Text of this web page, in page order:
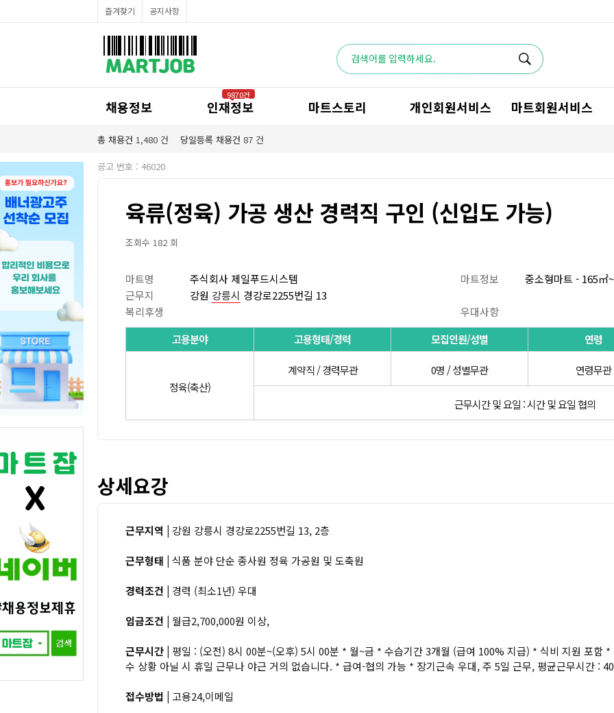
공산직원채용정보
농산/야채청과직원채용정보
수산직원채용정보
즐겨찾기 공지사항
채용정보 인재정보
9870건
마트스토리 개인회원서비스 마트회원서비스
총 채용건 1,480 건 당일등록 채용건 87 건
공고 번호 : 46020
육류(정육) 가공 생산 경력직 구인 (신입도 가능)
조회수 182 회
마트명 주식회사 제일푸드시스템 마트정보
중소형마트 - 165㎡
근무지
강원 강릉시 경강로2255번길 13
복리후생
우대사항
고용분야
고용형태/경력 모집인원/성별 연령
정육(축산)
계약직 / 경력무관 0명 / 성별무관 연령무관
근무시간 및 요일 : 시간 및 요일 협의
상세요강
근무지역 | 강원 강릉시 경강로2255번길 13, 2층
근무형태 | 식품 분야 단순 종사원 정육 가공원 및 도축원
경력조건 | 경력 (최소1년) 우대
임금조건 | 월급2,700,000원 이상,
근무시간 | 평일 : (오전) 8시 00분~(오후) 5시 00분 * 월~금 * 수습기간 3개월 (급여 100% 지급) * 식비 지원 포함
수 상황 아닐 시 휴일 근무나 야근 거의 없습니다. * 급여-협의 가능 * 장기근속 우대, 주 5일 근무, 평균근무시간 : 40
접수방법 | 고용24,이메일